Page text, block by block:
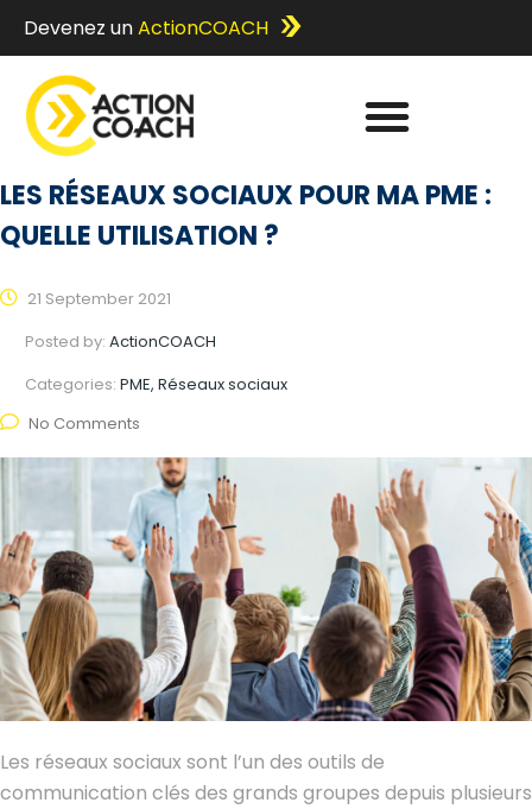
Devenez unActionCOACH
LES RÉSEAUX SOCIAUX POUR MA PME :
QUELLE UTILISATION ?
21 September 2021
Posted by: ActionCOACH
Categories: PME, Réseaux sociaux
No Comments
Les réseaux sociaux sont l’un des outils de
communication clés des grands groupes depuis plusieurs